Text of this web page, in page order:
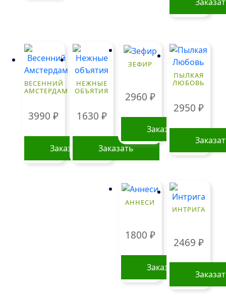
вариаций.
Опции
можно
выбрать
на
странице
товара.
ВЕСЕННИЙ
АМСТЕРДАМ
3990 ₽
Заказать
НЕЖНЫЕ
ОБЪЯТИЯ
1630 ₽
Заказать
ЗЕФИР
2960 ₽
Заказать
ПЫЛКАЯ
ЛЮБОВЬ
2950 ₽
АННЕСИ
1800 ₽
Заказать
ИНТРИГА
2469 ₽